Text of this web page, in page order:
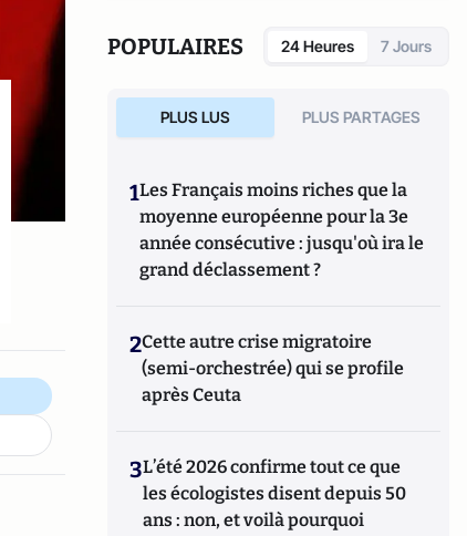
POPULAIRES 24 Heures 7 Jours
PLUS LUS PLUS PARTAGES
1Les Français moins riches que la
moyenne européenne pour la 3e
année consécutive : jusqu'où ira le
grand déclassement ?
2Cette autre crise migratoire
(semi-orchestrée) qui se profile
après Ceuta
3L’été 2026 confirme tout ce que
les écologistes disent depuis 50
ans : non, et voilà pourquoi